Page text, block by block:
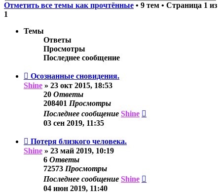
Отметить все темы как прочтённые • 9 тем • Страница 1 из
1
Темы
Ответы
Просмотры
Последнее сообщение
Осознанные сновидения.
Shine » 23 окт 2015, 18:53
20 Ответы
208401 Просмотры
Последнее сообщение Shine
03 сен 2019, 11:35
Потеря близкого человека.
Shine » 23 май 2019, 10:19
6 Ответы
72573 Просмотры
Последнее сообщение Shine
04 июн 2019, 11:40